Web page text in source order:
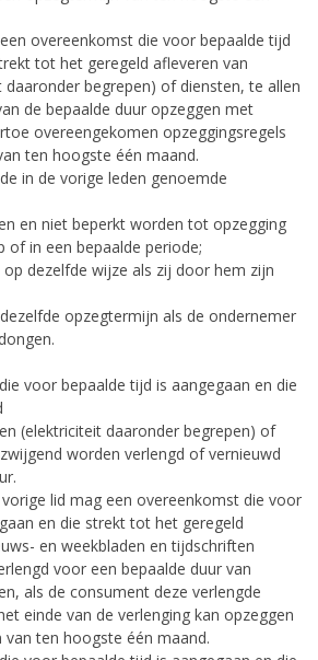
overeenkomst die voor bepaalde tijd
tot het geregeld afleveren van
begrepen) of diensten, te allen
de bepaalde duur opzeggen met
overeengekomen opzeggingsregels
ten hoogste één maand.
in de vorige leden genoemde
en niet beperkt worden tot opzegging
of in een bepaalde periode;
dezelfde wijze als zij door hem zijn
opzegtermijn als de ondernemer
voor bepaalde tijd is aangegaan en die
(elektriciteit daaronder begrepen) of
worden verlengd of vernieuwd
lid mag een overeenkomst die voor
en die strekt tot het geregeld
en weekbladen en tijdschriften
voor een bepaalde duur van
als de consument deze verlengde
einde van de verlenging kan opzeggen
ten hoogste één maand.